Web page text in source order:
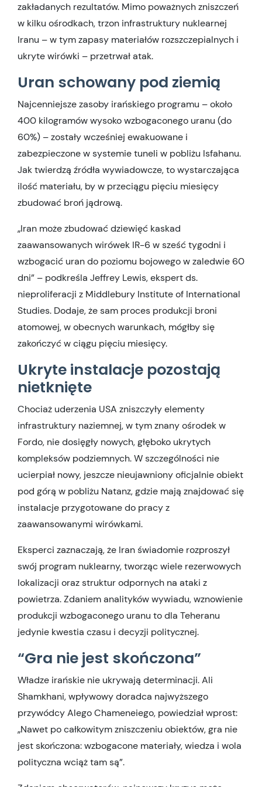
zakładanych rezultatów. Mimo poważnych zniszczeń
w kilku ośrodkach, trzon infrastruktury nuklearnej
Iranu – w tym zapasy materiałów rozszczepialnych i
ukryte wirówki – przetrwał atak.
Uran schowany pod ziemią
Najcenniejsze zasoby irańskiego programu – około
400 kilogramów wysoko wzbogaconego uranu (do
60%) – zostały wcześniej ewakuowane i
zabezpieczone w systemie tuneli w pobliżu Isfahanu.
Jak twierdzą źródła wywiadowcze, to wystarczająca
ilość materiału, by w przeciągu pięciu miesięcy
zbudować broń jądrową.
„Iran może zbudować dziewięć kaskad
zaawansowanych wirówek IR-6 w sześć tygodni i
wzbogacić uran do poziomu bojowego w zaledwie 60
dni” – podkreśla Jeffrey Lewis, ekspert ds.
nieproliferacji z Middlebury Institute of International
Studies. Dodaje, że sam proces produkcji broni
atomowej, w obecnych warunkach, mógłby się
zakończyć w ciągu pięciu miesięcy.
Ukryte instalacje pozostają
nietknięte
Chociaż uderzenia USA zniszczyły elementy
infrastruktury naziemnej, w tym znany ośrodek w
Fordo, nie dosięgły nowych, głęboko ukrytych
kompleksów podziemnych. W szczególności nie
ucierpiał nowy, jeszcze nieujawniony oficjalnie obiekt
pod górą w pobliżu Natanz, gdzie mają znajdować się
instalacje przygotowane do pracy z
zaawansowanymi wirówkami.
Eksperci zaznaczają, że Iran świadomie rozproszył
swój program nuklearny, tworząc wiele rezerwowych
lokalizacji oraz struktur odpornych na ataki z
powietrza. Zdaniem analityków wywiadu, wznowienie
produkcji wzbogaconego uranu to dla Teheranu
jedynie kwestia czasu i decyzji politycznej.
“Gra nie jest skończona”
Władze irańskie nie ukrywają determinacji. Ali
Shamkhani, wpływowy doradca najwyższego
przywódcy Alego Chameneiego, powiedział wprost:
„Nawet po całkowitym zniszczeniu obiektów, gra nie
jest skończona: wzbogacone materiały, wiedza i wola
polityczna wciąż tam są”.